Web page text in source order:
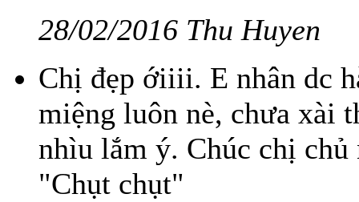
28/02/2016 Thu Huyen
Chị đẹp ớiiii. E nhân dc
miệng luôn nè, chưa xài
nhìu lắm ý. Chúc chị chủ
"Chụt chụt"